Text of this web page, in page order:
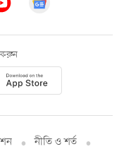
করুন
নীতি ও শর্ত